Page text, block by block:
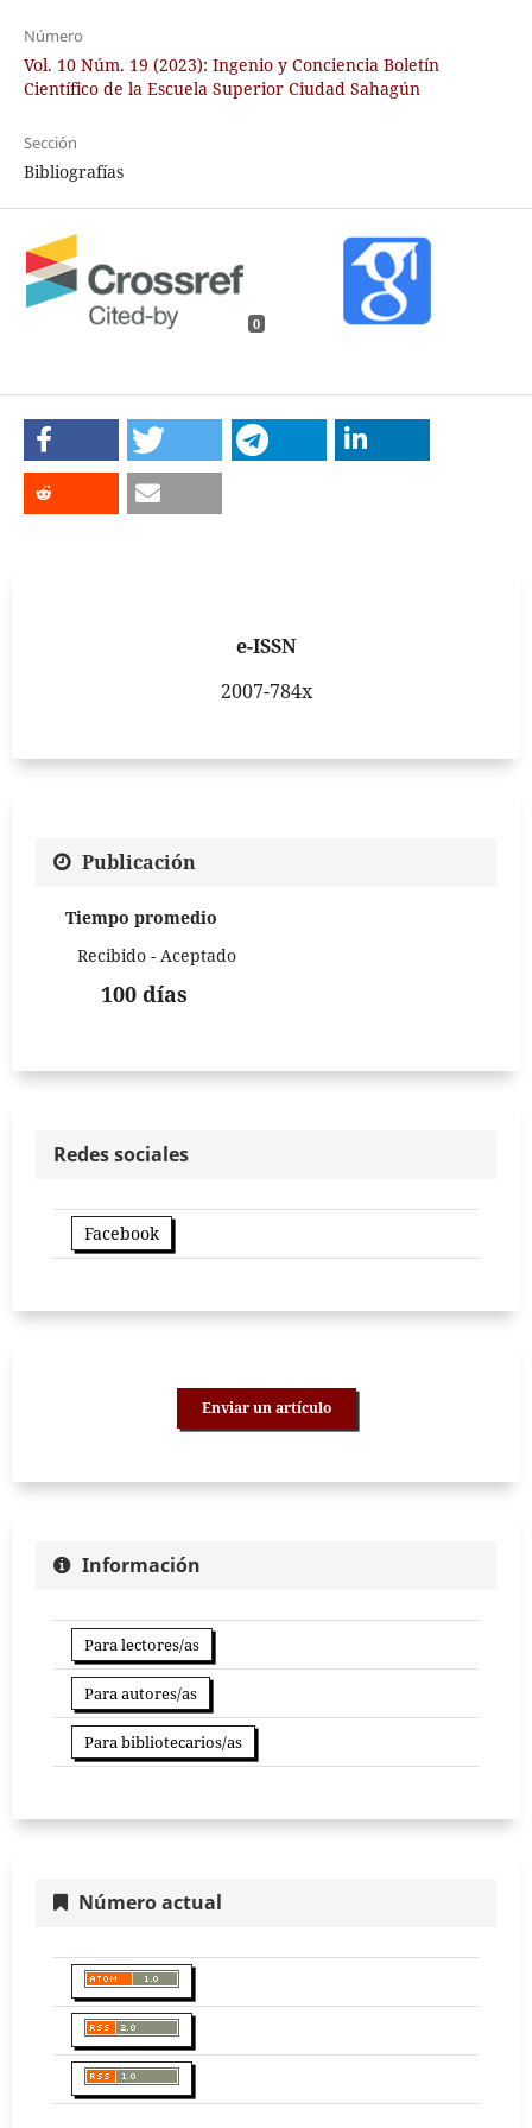
Número
Vol. 10 Núm. 19 (2023): Ingenio y Conciencia Boletín
Científico de la Escuela Superior Ciudad Sahagún
Sección
Bibliografías
0
e-ISSN
2007-784x
Publicación
Tiempo promedio
Recibido - Aceptado
100 días
Redes sociales
Facebook
Enviar un artículo
Información
Para lectores/as
Para autores/as
Para bibliotecarios/as
Número actual